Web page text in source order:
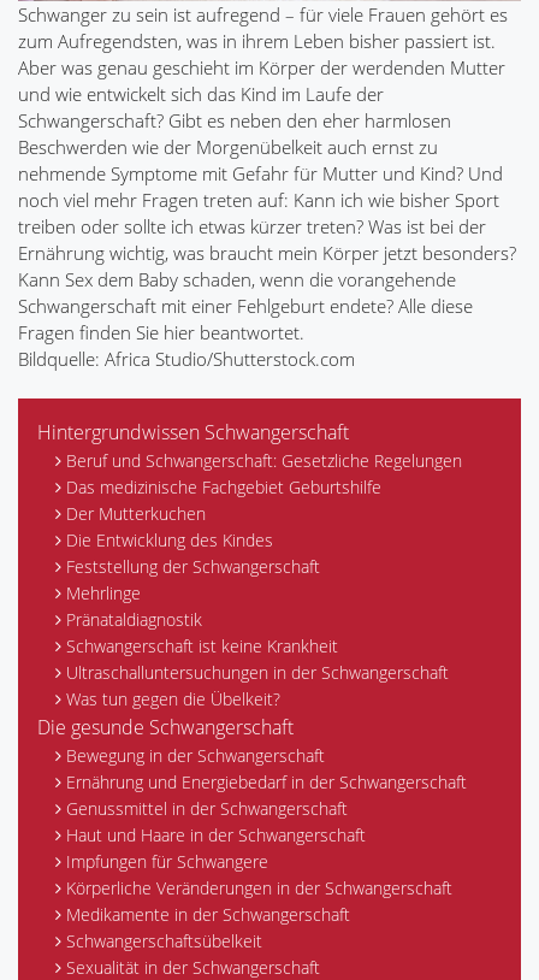
Schwanger zu sein ist aufregend – für viele Frauen gehört es
zum Aufregendsten, was in ihrem Leben bisher passiert ist.
Aber was genau geschieht im Körper der werdenden Mutter
und wie entwickelt sich das Kind im Laufe der
Schwangerschaft? Gibt es neben den eher harmlosen
Beschwerden wie der Morgenübelkeit auch ernst zu
nehmende Symptome mit Gefahr für Mutter und Kind? Und
noch viel mehr Fragen treten auf: Kann ich wie bisher Sport
treiben oder sollte ich etwas kürzer treten? Was ist bei der
Ernährung wichtig, was braucht mein Körper jetzt besonders?
Kann Sex dem Baby schaden, wenn die vorangehende
Schwangerschaft mit einer Fehlgeburt endete? Alle diese
Fragen finden Sie hier beantwortet.
Bildquelle: Africa Studio/Shutterstock.com
Hintergrundwissen Schwangerschaft
Beruf und Schwangerschaft: Gesetzliche Regelungen
Das medizinische Fachgebiet Geburtshilfe
Der Mutterkuchen
Die Entwicklung des Kindes
Feststellung der Schwangerschaft
Mehrlinge
Pränataldiagnostik
Schwangerschaft ist keine Krankheit
Ultraschalluntersuchungen in der Schwangerschaft
Was tun gegen die Übelkeit?
Die gesunde Schwangerschaft
Bewegung in der Schwangerschaft
Ernährung und Energiebedarf in der Schwangerschaft
Genussmittel in der Schwangerschaft
Haut und Haare in der Schwangerschaft
Impfungen für Schwangere
Körperliche Veränderungen in der Schwangerschaft
Medikamente in der Schwangerschaft
Schwangerschaftsübelkeit
Sexualität in der Schwangerschaft